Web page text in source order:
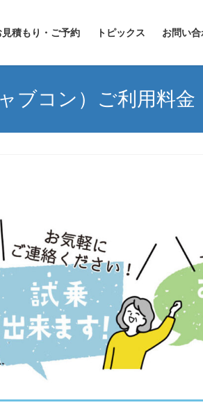
見積もり・ご予約 トピックス お問い
ブコン）ご利用料金